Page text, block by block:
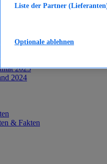
Altersgruppen 2024
/ Bürgergeld in
2025
2024
& Fakten
Liste der Partner
Optionale ablehnen